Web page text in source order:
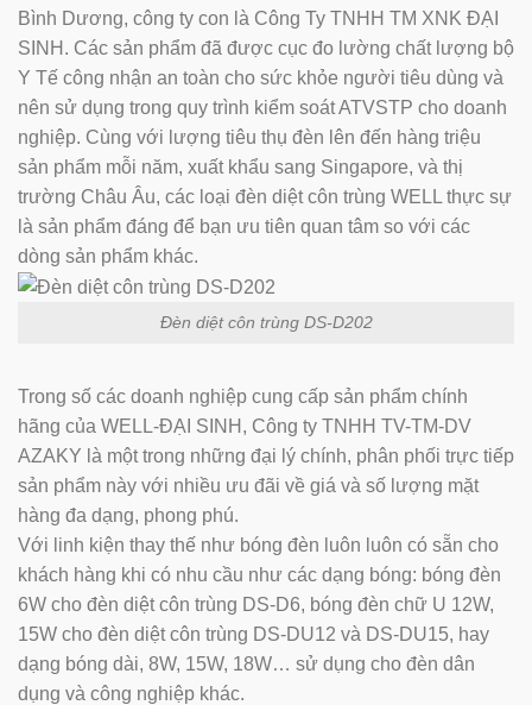
Bình Dương, công ty con là Công Ty TNHH TM XNK ĐẠI
SINH. Các sản phẩm đã được cục đo lường chất lượng bộ
Y Tế công nhận an toàn cho sức khỏe người tiêu dùng và
nên sử dụng trong quy trình kiểm soát ATVSTP cho doanh
nghiệp. Cùng với lượng tiêu thụ đèn lên đến hàng triệu
sản phẩm mỗi năm, xuất khẩu sang Singapore, và thị
trường Châu Âu, các loại đèn diệt côn trùng WELL thực sự
là sản phẩm đáng để bạn ưu tiên quan tâm so với các
dòng sản phẩm khác.
Đèn diệt côn trùng DS-D202
Trong số các doanh nghiệp cung cấp sản phẩm chính
hãng của WELL-ĐẠI SINH, Công ty TNHH TV-TM-DV
AZAKY là một trong những đại lý chính, phân phối trực tiếp
sản phẩm này với nhiều ưu đãi về giá và số lượng mặt
hàng đa dạng, phong phú.
Với linh kiện thay thế như bóng đèn luôn luôn có sẵn cho
khách hàng khi có nhu cầu như các dạng bóng: bóng đèn
6W cho đèn diệt côn trùng DS-D6, bóng đèn chữ U 12W,
15W cho đèn diệt côn trùng DS-DU12 và DS-DU15, hay
dạng bóng dài, 8W, 15W, 18W… sử dụng cho đèn dân
dụng và công nghiệp khác.